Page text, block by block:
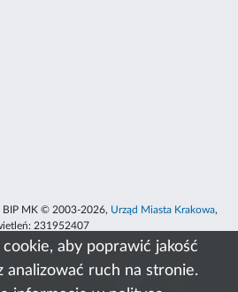
aby poprawić jakość
analizować ruch na stronie.
BIP MK © 2003-2026, Urząd Miasta Krakowa,
231952407